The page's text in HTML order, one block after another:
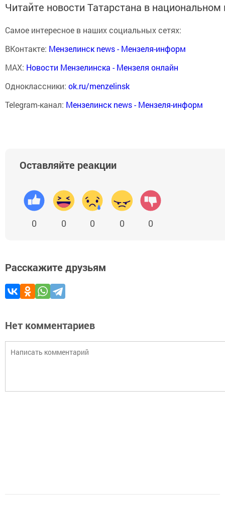
Читайте новости Татарстана в
Самое интересное в наших социальных сетях:
ВКонтакте: Мензелинск news - Мензеля-информ
MAX: Новости Мензелинска - Мензеля онлайн
Одноклассники: ok.ru/menzelinsk
Telegram-канал: Мензелинск news - Мензеля-информ
Оставляйте реакции
0 0 0 0 0
Расскажите друзьям
Нет комментариев